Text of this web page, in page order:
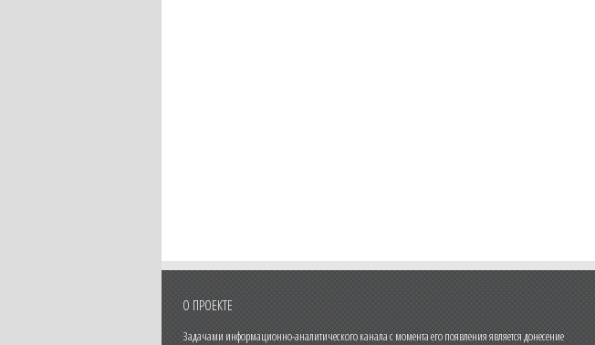
О ПРОЕКТЕ
Задачами информационно-аналитического канала с момента его появления является донесение